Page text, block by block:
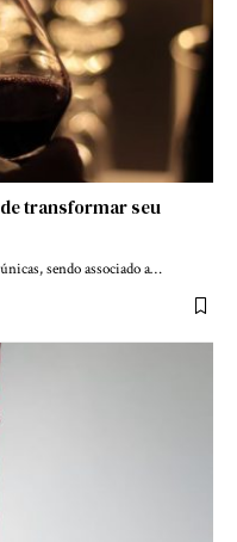
transformar seu
sendo associado a…